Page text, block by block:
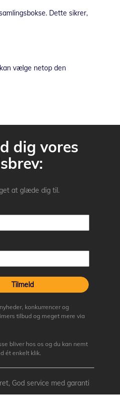
Dette sikrer,
vælge netop den
dig vores
at glæde dig til.
Tilmeld
konkurrencer og
tilbud og meget mere via
bliver hos os og du kan nemt
ét enkelt klik.
God service med garanti